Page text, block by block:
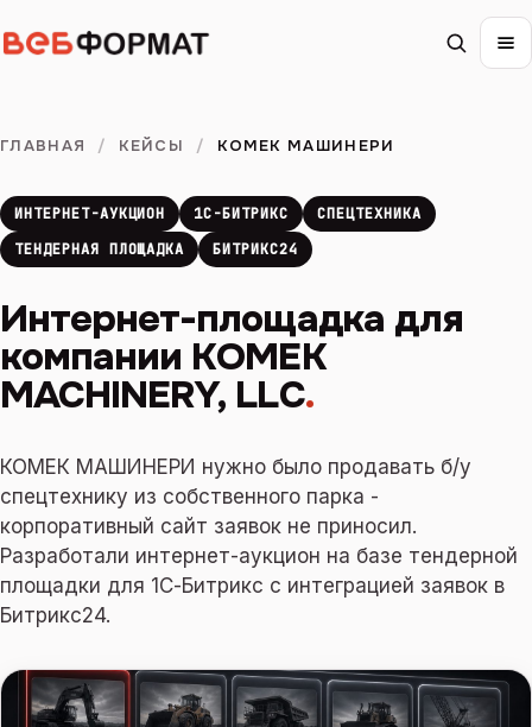
ГЛАВНАЯ / КЕЙСЫ / КОМЕК МАШИНЕРИ
ИНТЕРНЕТ-АУКЦИОН 1С-БИТРИКС
СПЕЦТЕХНИКА
ТЕНДЕРНАЯ ПЛОЩАДКА
БИТРИКС24
Интернет-площадка для
компании KOMEK
MACHINERY, LLC.
КОМЕК МАШИНЕРИ нужно было продавать б/у
спецтехнику из собственного парка -
корпоративный сайт заявок не приносил.
Разработали интернет-аукцион на базе тендерной
площадки для 1С-Битрикс с интеграцией заявок в
Битрикс24.